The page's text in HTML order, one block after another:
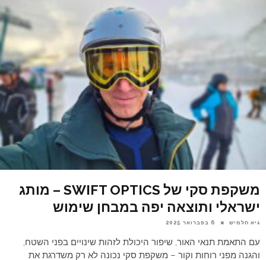
משקפת סקי של SWIFT OPTICS – מותג
ישראלי ותוצאה יפה במבחן שימוש
גיא חלמיש 6 בפברואר 2025
עם התאמת תנאי האור, שיפור היכולת לזהות שינויים בפני השטח,
והגנה מפני רוחות וקור – משקפת סקי נכונה לא רק משדרגת את